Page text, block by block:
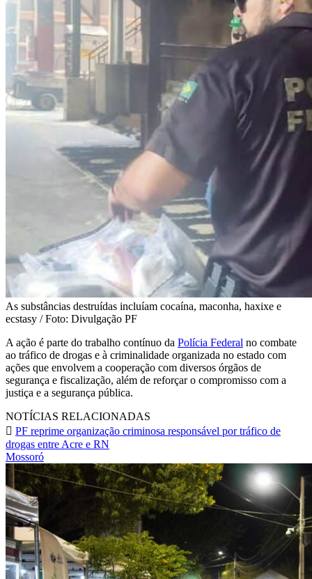
As substâncias destruídas incluíam cocaína, maconha, haxixe e
ecstasy / Foto: Divulgação PF
A ação é parte do trabalho contínuo da Polícia Federal no combate
ao tráfico de drogas e à criminalidade organizada no estado com
ações que envolvem a cooperação com diversos órgãos de
segurança e fiscalização, além de reforçar o compromisso com a
justiça e a segurança pública.
NOTÍCIAS RELACIONADAS
PF reprime organização criminosa responsável por tráfico de
drogas entre Acre e RN
Mossoró